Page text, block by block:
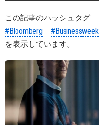
この記事のハッシュタグ
#Bloomberg
#Businessweek
を表示しています。